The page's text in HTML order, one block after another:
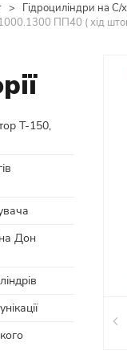
> Гідроциліндри на
ПП40 ( хід
Т-150,
Дон